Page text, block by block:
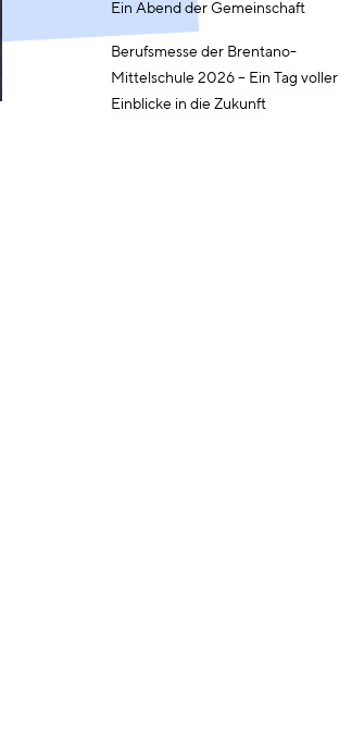
Ein Abend der Gemeinschaft
Berufsmesse der Brentano-
Mittelschule 2026 – Ein Tag voller
Einblicke in die Zukunft